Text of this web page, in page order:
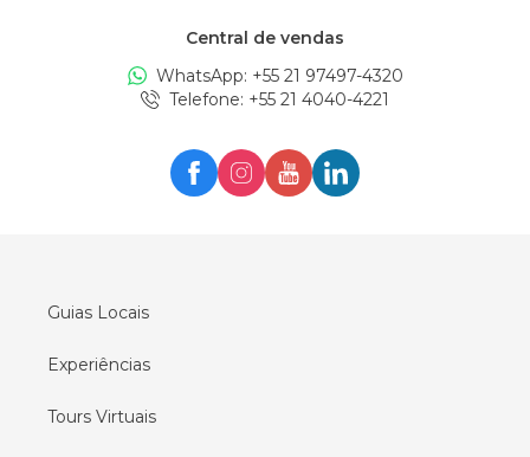
Central de vendas
WhatsApp: +55 21 97497-4320
Telefone: +55 21 4040-4221
Guias Locais
Experiências
Tours Virtuais